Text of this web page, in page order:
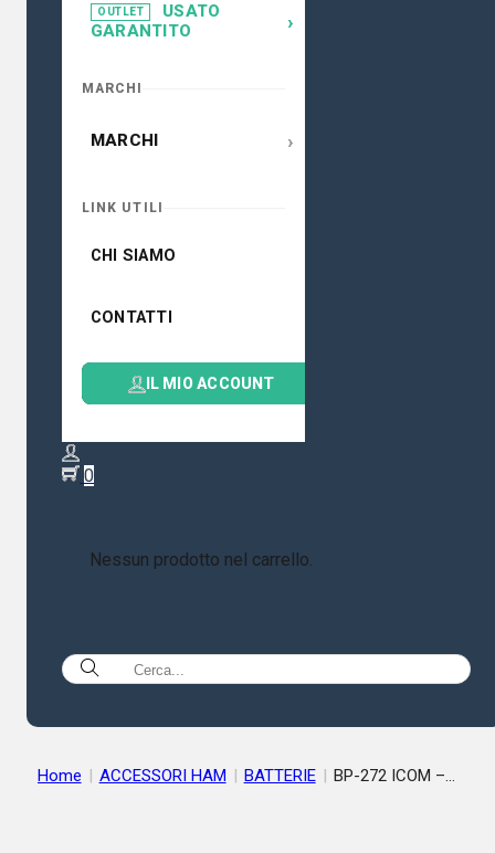
OUTLET
USATO
GARANTITO
›
MARCHI
MARCHI ›
LINK UTILI
CHI SIAMO
CONTATTI
IL MIO ACCOUNT
0
Nessun prodotto nel carrello.
Home | ACCESSORI HAM | BATTERIE | BP-272 ICOM –